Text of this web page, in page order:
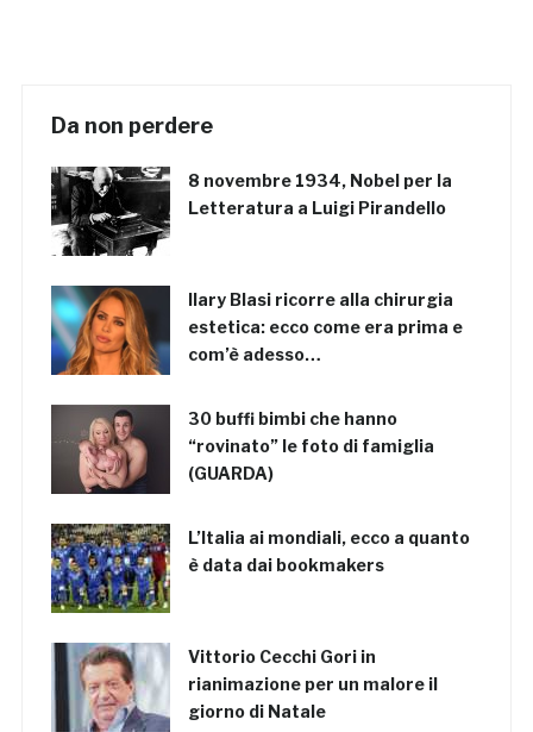
Da non perdere
8 novembre 1934, Nobel per la
Letteratura a Luigi Pirandello
Ilary Blasi ricorre alla chirurgia
estetica: ecco come era prima e
com’è adesso…
30 buffi bimbi che hanno
“rovinato” le foto di famiglia
(GUARDA)
L’Italia ai mondiali, ecco a quanto
è data dai bookmakers
Vittorio Cecchi Gori in
rianimazione per un malore il
giorno di Natale